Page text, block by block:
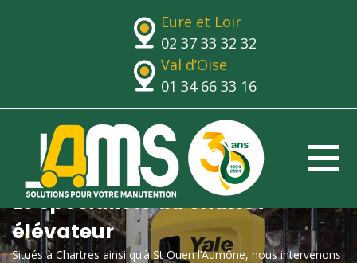
Eure et Loir
02 37 33 32 32
Val d’Oise
01 34 66 33 16
Le spécialiste du chariot
élévateur
Situés à Chartres ainsi qu’à St Ouen l’Aumône, nous intervenons